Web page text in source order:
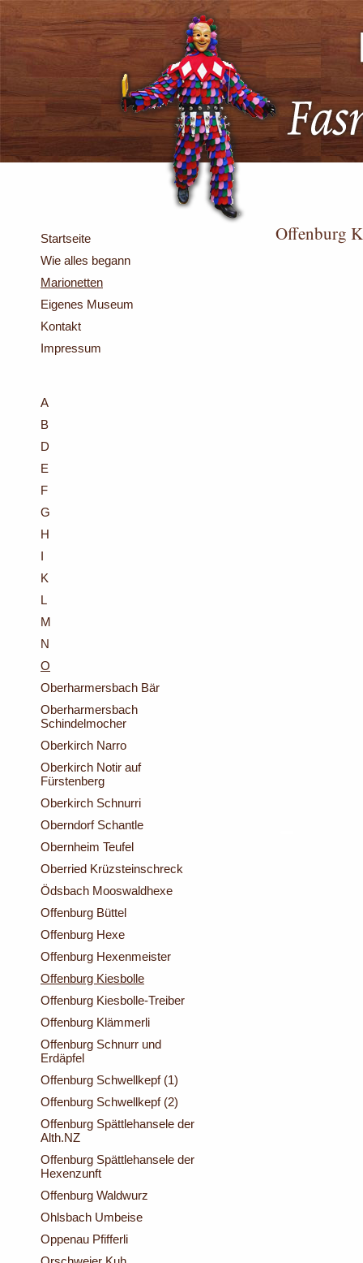
Startseite
Wie alles begann
Marionetten
Eigenes Museum
Kontakt
Impressum
A
B
D
E
F
G
H
I
K
L
M
N
O
Oberharmersbach Bär
Oberharmersbach
Schindelmocher
Oberkirch Narro
Oberkirch Notir auf
Fürstenberg
Oberkirch Schnurri
Oberndorf Schantle
Obernheim Teufel
Oberried Krüzsteinschreck
Ödsbach Mooswaldhexe
Offenburg Büttel
Offenburg Hexe
Offenburg Hexenmeister
Offenburg Kiesbolle
Offenburg Kiesbolle-Treiber
Offenburg Klämmerli
Offenburg Schnurr und
Erdäpfel
Offenburg Schwellkepf (1)
Offenburg Schwellkepf (2)
Offenburg Spättlehansele der
Alth.NZ
Offenburg Spättlehansele der
Hexenzunft
Offenburg Waldwurz
Ohlsbach Umbeise
Oppenau Pfifferli
Offenburg